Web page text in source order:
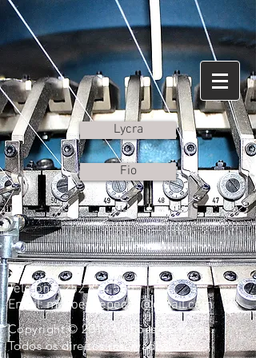
Lycra
Fio
Telefone:252 874 525
Email:milhoesdepecas@gmail.com
Copyright © 2019 Milhões de Peças.
Todos os direitos reservados.